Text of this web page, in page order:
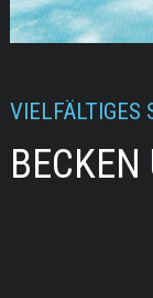
VIELFÄLTIGES